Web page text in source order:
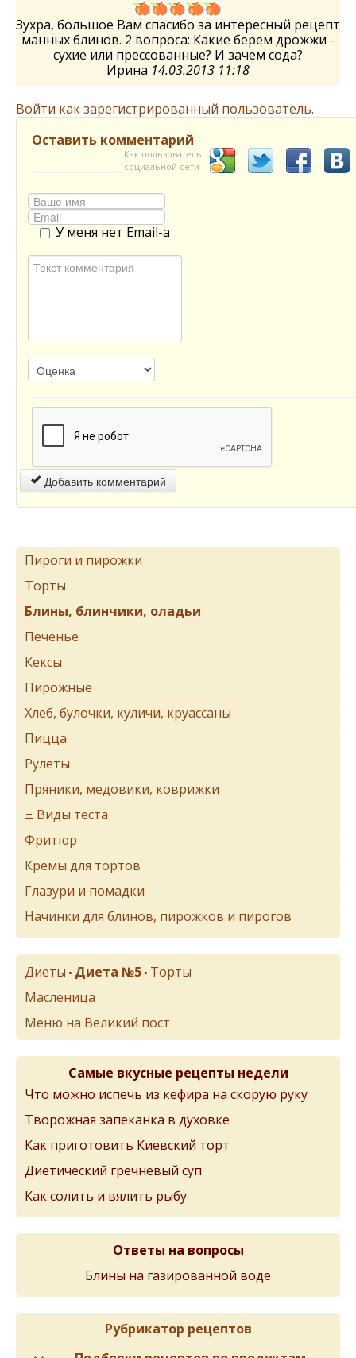
Зухра, большое Вам спасибо за интересный рецепт
манных блинов. 2 вопроса: Какие берем дрожжи -
сухие или прессованные? И зачем сода?
Ирина 14.03.2013 11:18
Войти как зарегистрированный пользователь.
Оставить комментарий
Как пользователь
социальной сети
У меня нет Email-а
Добавить комментарий
Пироги и пирожки
Торты
Блины, блинчики, оладьи
Печенье
Кексы
Пирожные
Хлеб, булочки, куличи, круассаны
Пицца
Рулеты
Пряники, медовики, коврижки
Виды теста
Фритюр
Кремы для тортов
Глазури и помадки
Начинки для блинов, пирожков и пирогов
Диеты • Диета №5 • Торты
Масленица
Меню на Великий пост
Самые вкусные рецепты недели
Что можно испечь из кефира на скорую руку
Творожная запеканка в духовке
Как приготовить Киевский торт
Диетический гречневый суп
Как солить и вялить рыбу
Ответы на вопросы
Блины на газированной воде
Рубрикатор рецептов